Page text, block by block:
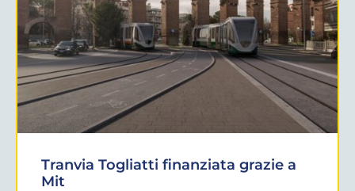
Tranvia Togliatti finanziata grazie a
Mit